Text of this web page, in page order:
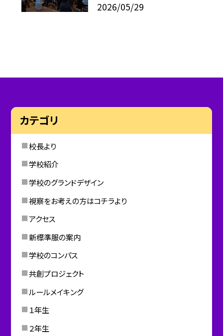
2026/05/29
カテゴリ
校長より
学校紹介
学校のグランドデザイン
視察をお考えの方はコチラより
アクセス
新標準服の案内
学校のコンパス
共創プロジェクト
ルールメイキング
１年生
２年生